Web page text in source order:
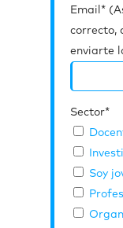
Email*
correcto,
enviarte
Sector*
Soy